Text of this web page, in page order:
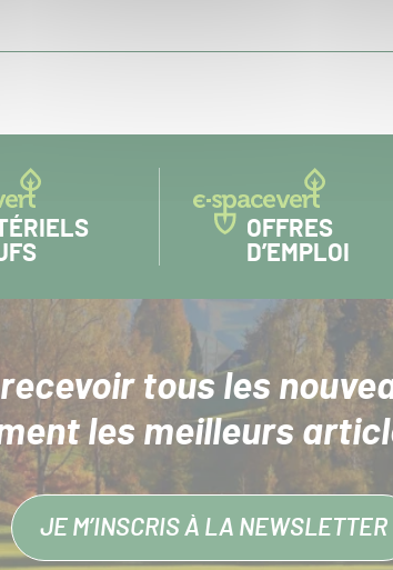
OFFRES
D’EMPLOI
tous les
les meilleurs
JE M’INSCRIS À LA NEWSLETTER